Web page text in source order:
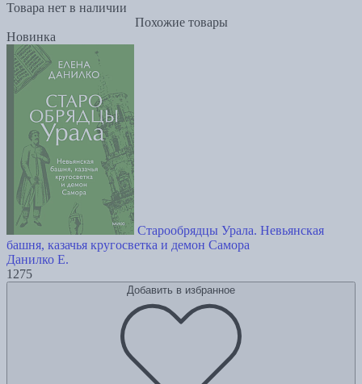
Товара нет в наличии
Похожие товары
Новинка
Старообрядцы Урала. Невьянская
башня, казачья кругосветка и демон Самора
Данилко Е.
1275
Добавить в избранное